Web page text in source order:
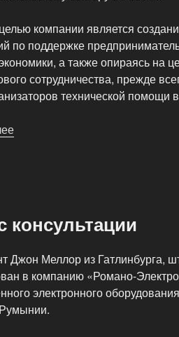
компании является
по поддержке
а также опираясь на
сотрудничества, прежде
технической помощи
консультации
Джон Меллор из Гатлинбурга,
в компанию «Романо-
электронного